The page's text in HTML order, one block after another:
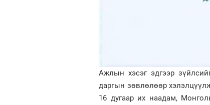
Ажлын хэсэг эдгээр
даргын зөвлөлөөр
16 дугаар их наадам,